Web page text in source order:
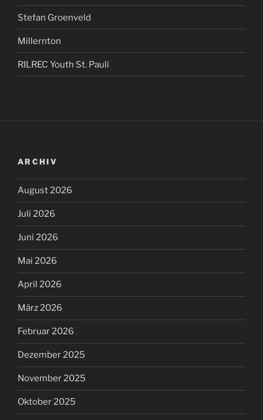
Stefan Groenveld
Millernton
RILREC Youth St. Pauli
ARCHIV
August 2026
Juli 2026
Juni 2026
Mai 2026
April 2026
März 2026
Februar 2026
Dezember 2025
November 2025
Oktober 2025